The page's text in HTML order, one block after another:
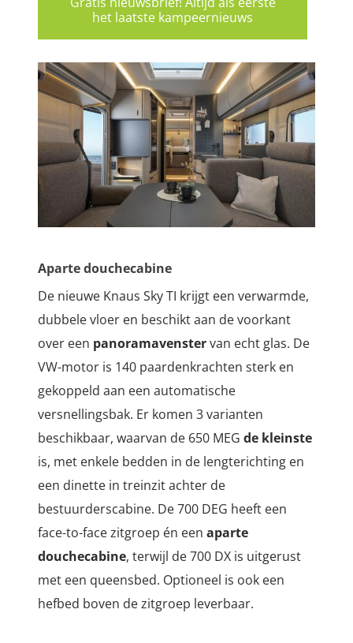
het laatste kampeernieuws
Aparte douchecabine
De nieuwe Knaus Sky TI krijgt een verwarmde,
dubbele vloer en beschikt aan de voorkant
over een panoramavenstervan echt glas. De
VW-motor is 140 paardenkrachten sterk en
gekoppeld aan een automatische
versnellingsbak. Er komen 3 varianten
beschikbaar, waarvan de 650 MEG de kleinste
is, met enkele bedden in de lengterichting en
een dinette in treinzit achter de
bestuurderscabine. De 700 DEG heeft een
face-to-face zitgroep én een aparte
douchecabine, terwijl de 700 DX is uitgerust
met een queensbed. Optioneel is ook een
hefbed boven de zitgroep leverbaar.